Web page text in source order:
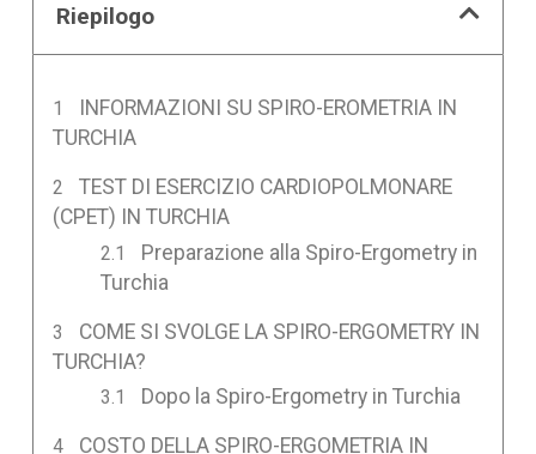
Riepilogo
INFORMAZIONI SU SPIRO-EROMETRIA IN
TURCHIA
TEST DI ESERCIZIO CARDIOPOLMONARE
(CPET) IN TURCHIA
Preparazione alla Spiro-Ergometry in
Turchia
COME SI SVOLGE LA SPIRO-ERGOMETRY IN
TURCHIA?
Dopo la Spiro-Ergometry in Turchia
COSTO DELLA SPIRO-ERGOMETRIA IN